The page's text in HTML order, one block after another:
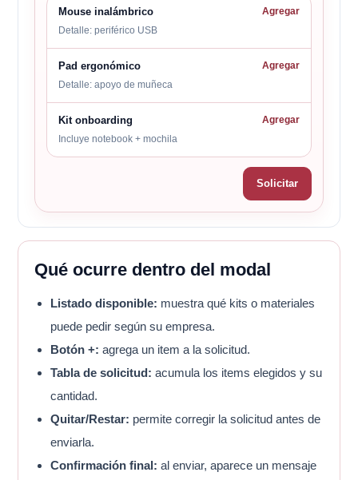
Mouse inalámbrico
Detalle: periférico USB
Agregar
Pad ergonómico
Detalle: apoyo de muñeca
Agregar
Kit onboarding
Incluye notebook + mochila
Agregar
Solicitar
Qué ocurre dentro del modal
Listado disponible: muestra qué kits o materiales
puede pedir según su empresa.
Botón +: agrega un item a la solicitud.
Tabla de solicitud: acumula los items elegidos y su
cantidad.
Quitar/Restar: permite corregir la solicitud antes de
enviarla.
Confirmación final: al enviar, aparece un mensaje